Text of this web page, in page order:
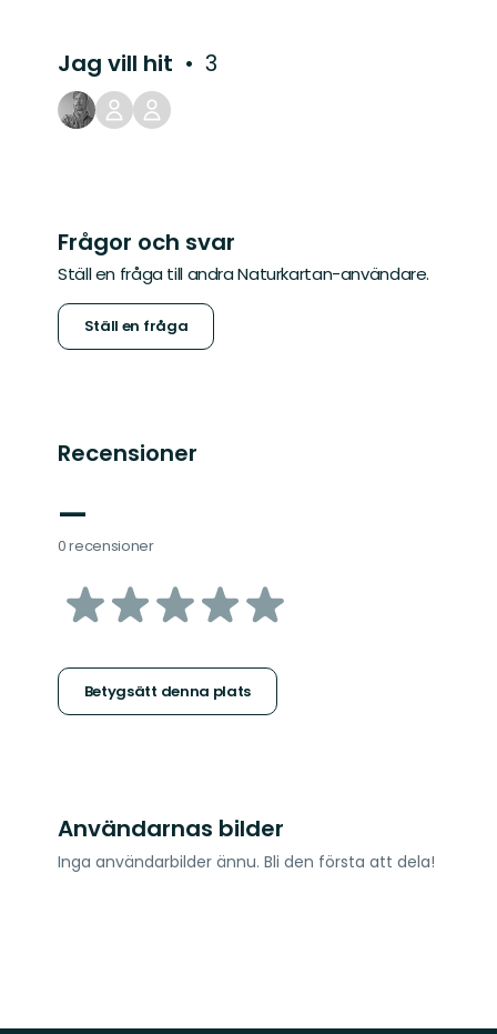
Jag vill hit 3
Frågor och svar
Ställ en fråga till andra Naturkartan-användare.
Ställ en fråga
Recensioner
—
0 recensioner
av
stjärnor
Betygsätt denna plats
Användarnas bilder
Inga användarbilder ännu. Bli den första att dela!